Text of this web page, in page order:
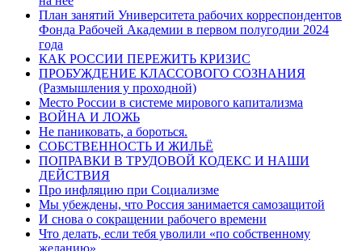
План занятий Университета рабочих корреспондентов
Фонда Рабочей Академии в первом полугодии 2024
года
КАК РОССИИ ПЕРЕЖИТЬ КРИЗИС
ПРОБУЖДЕНИЕ КЛАССОВОГО СОЗНАНИЯ
(Размышления у проходной)
Место России в системе мирового капитализма
ВОЙНА И ЛОЖЬ
Не паниковать, а бороться.
СОБСТВЕННОСТЬ И ЖИЛЬЁ
ПОПРАВКИ В ТРУДОВОЙ КОДЕКС И НАШИ
ДЕЙСТВИЯ
Про инфляцию при Социализме
Мы убеждены, что Россия занимается самозащитой
И снова о сокращении рабочего времени
Что делать, если тебя уволили «по собственному
желанию»